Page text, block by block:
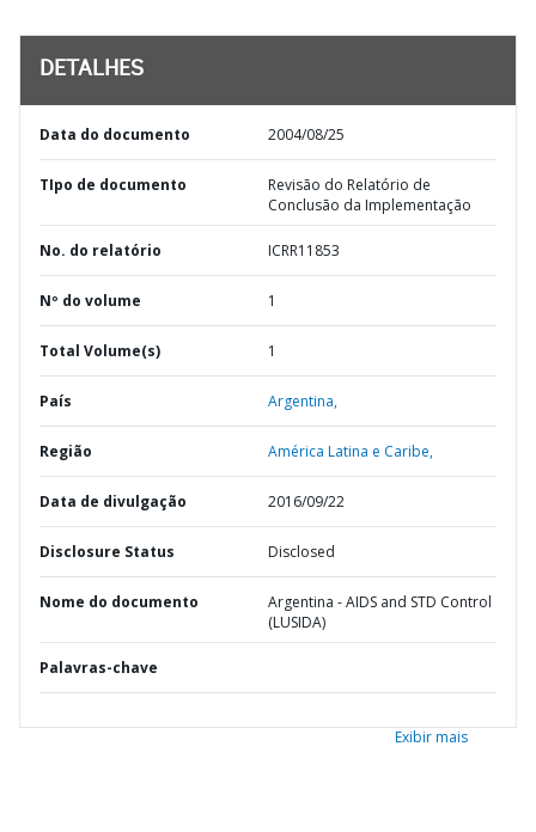
DETALHES
Data do documento 2004/08/25
TIpo de documento
Revisão do Relatório de
Conclusão da Implementação
No. do relatório ICRR11853
Nº do volume 1
Total Volume(s) 1
País Argentina,
Região América Latina e Caribe,
Data de divulgação 2016/09/22
Disclosure Status Disclosed
Nome do documento
Argentina - AIDS and STD Control
(LUSIDA)
Palavras-chave
Exibir mais